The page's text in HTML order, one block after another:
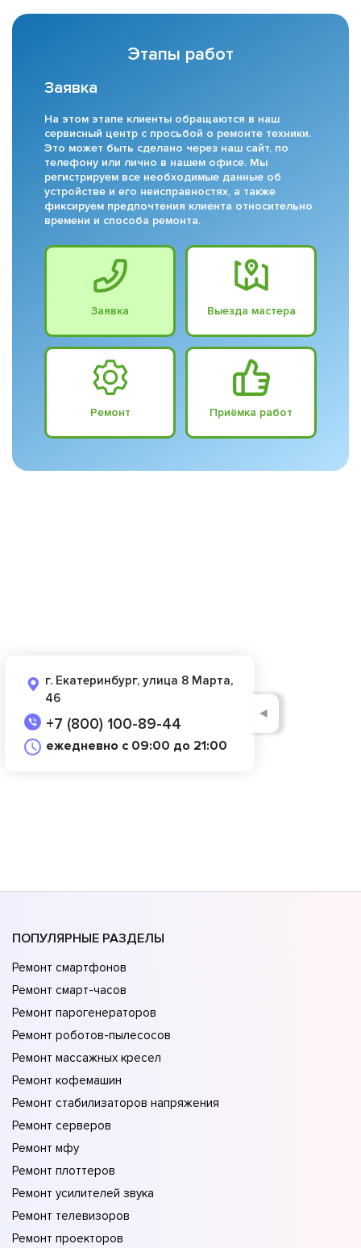
Этапы работ
Заявка
На этом этапе клиенты обращаются в наш
сервисный центр с просьбой о ремонте техники.
Это может быть сделано через наш сайт, по
телефону или лично в нашем офисе. Мы
регистрируем все необходимые данные об
устройстве и его неисправностях, а также
фиксируем предпочтения клиента относительно
времени и способа ремонта.
Заявка Выезда мастера
Ремонт Приёмка работ
г. Екатеринбург, улица 8 Марта,
46
+7 (800) 100-89-44
ежедневно с 09:00 до 21:00
◄
ПОПУЛЯРНЫЕ РАЗДЕЛЫ
Ремонт смартфонов
Ремонт смарт-часов
Ремонт парогенераторов
Ремонт роботов-пылесосов
Ремонт массажных кресел
Ремонт кофемашин
Ремонт стабилизаторов напряжения
Ремонт серверов
Ремонт мфу
Ремонт плоттеров
Ремонт усилителей звука
Ремонт телевизоров
Ремонт проекторов